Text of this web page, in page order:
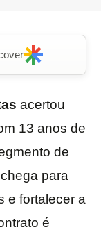
acertou
13 anos de
de
para
e fortalecer a
é